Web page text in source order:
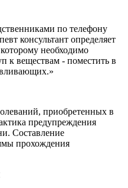
по телефону
консультант определяет
необходимо
к веществам - поместить в
приобретенных в
предупреждения
Составление
прохождения